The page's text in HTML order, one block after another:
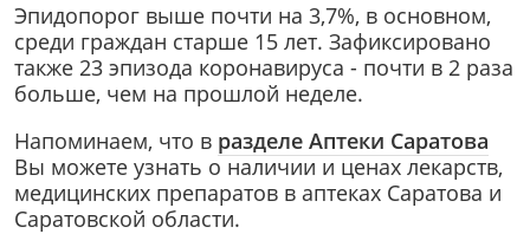
Эпидопорог выше почти на 3,7%, в основном,
среди граждан старше 15 лет. Зафиксировано
также 23 эпизода коронавируса - почти в 2 раза
больше, чем на прошлой неделе.
Напоминаем, что в разделе Аптеки Саратова
Вы можете узнать о наличии и ценах лекарств,
медицинских препаратов в аптеках Саратова и
Саратовской области.